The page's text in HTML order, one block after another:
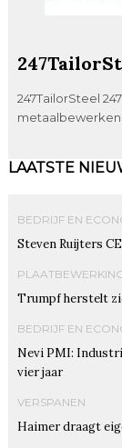
247TailorSteel
LAATSTE
BEDRIJF EN
Steven Ruijters
Trumpf herstelt
BEDRIJF EN
Nevi PMI:
vier jaar
VERSPANEN
Haimer draagt